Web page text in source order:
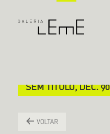
SEM TÍTULO, DÉC. 90
VOLTAR